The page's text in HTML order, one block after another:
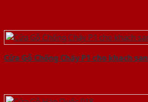
Cửa Gỗ Chống Cháy P1 cho khach san